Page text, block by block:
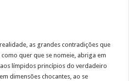
as grandes contradições que
quer que se nomeie, abriga em
límpidos princípios do verdadeiro
dimensões chocantes, ao se